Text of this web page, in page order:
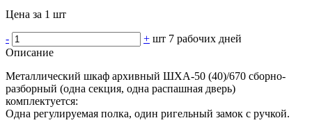
Цена за 1 шт
- + шт 7 рабочих дней
Описание
Металлический шкаф архивный ШХА-50 (40)/670 сборно-
разборный (одна секция, одна распашная дверь)
комплектуется:
Одна регулируемая полка, один ригельный замок с ручкой.